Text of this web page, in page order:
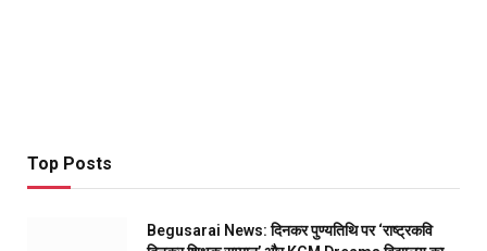
Top Posts
Begusarai News: दिनकर पुण्यतिथि पर ‘राष्ट्रकवि